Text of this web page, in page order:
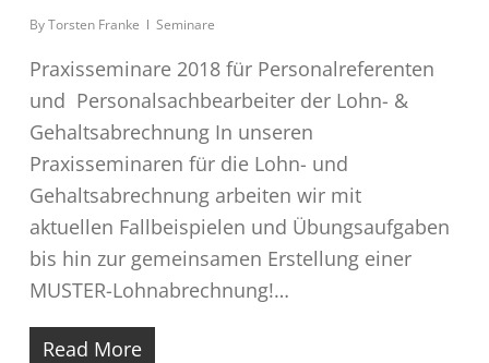
ByTorsten Franke Seminare
Praxisseminare 2018 für Personalreferenten
und Personalsachbearbeiter der Lohn- &
Gehaltsabrechnung In unseren
Praxisseminaren für die Lohn- und
Gehaltsabrechnung arbeiten wir mit
aktuellen Fallbeispielen und Übungsaufgaben
bis hin zur gemeinsamen Erstellung einer
MUSTER-Lohnabrechnung!…
Read More